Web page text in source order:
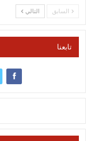
السابق التالي
تابعنا